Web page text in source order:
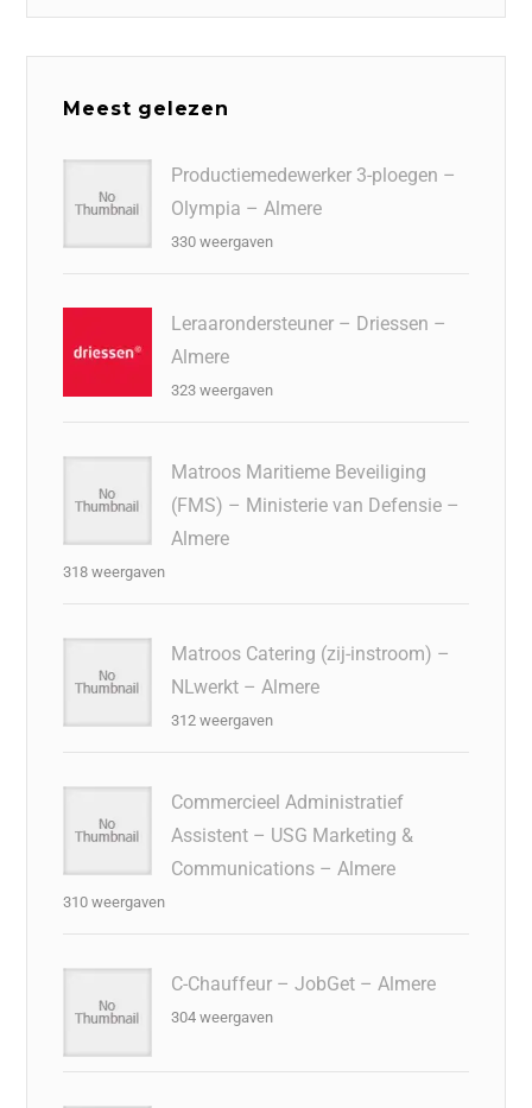
Meest gelezen
Productiemedewerker 3-ploegen –
Olympia – Almere
330 weergaven
Leraarondersteuner – Driessen –
Almere
323 weergaven
Matroos Maritieme Beveiliging
(FMS) – Ministerie van Defensie –
Almere
318 weergaven
Matroos Catering (zij-instroom) –
NLwerkt – Almere
312 weergaven
Commercieel Administratief
Assistent – USG Marketing &
Communications – Almere
310 weergaven
C-Chauffeur – JobGet – Almere
304 weergaven